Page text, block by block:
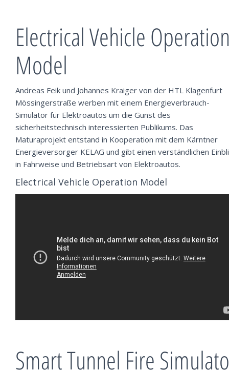
Electrical Vehicle
Model
Andreas Feik und Johannes Kraiger von der HTL Klagenfurt
Mössingerstraße werben mit einem Energieverbrauch-
Simulator für Elektroautos um die Gunst des
sicherheitstechnisch interessierten Publikums. Das
Maturaprojekt entstand in Kooperation mit dem Kärntner
Energieversorger KELAG und gibt einen verständlichen
in Fahrweise und Betriebsart von Elektroautos.
Electrical Vehicle Operation Model
Smart Tunnel Fire